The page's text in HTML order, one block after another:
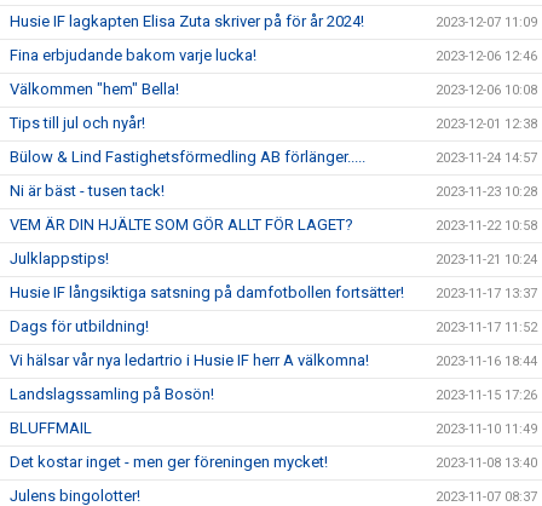
Husie IF lagkapten Elisa Zuta skriver på för år 2024! 2023-12-07 11:09
Fina erbjudande bakom varje lucka! 2023-12-06 12:46
Välkommen "hem" Bella! 2023-12-06 10:08
Tips till jul och nyår! 2023-12-01 12:38
Bülow & Lind Fastighetsförmedling AB förlänger..... 2023-11-24 14:57
Ni är bäst - tusen tack! 2023-11-23 10:28
VEM ÄR DIN HJÄLTE SOM GÖR ALLT FÖR LAGET? 2023-11-22 10:58
Julklappstips! 2023-11-21 10:24
Husie IF långsiktiga satsning på damfotbollen fortsätter! 2023-11-17 13:37
Dags för utbildning! 2023-11-17 11:52
Vi hälsar vår nya ledartrio i Husie IF herr A välkomna! 2023-11-16 18:44
Landslagssamling på Bosön! 2023-11-15 17:26
BLUFFMAIL 2023-11-10 11:49
Det kostar inget - men ger föreningen mycket! 2023-11-08 13:40
Julens bingolotter! 2023-11-07 08:37